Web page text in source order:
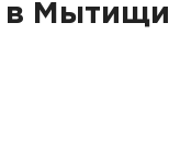
в Мытищи